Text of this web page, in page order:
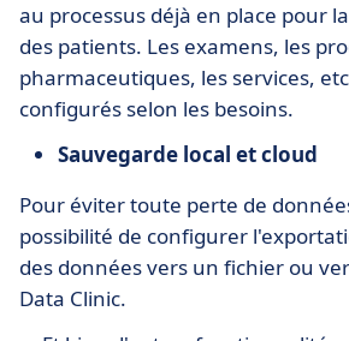
au processus déjà en place pour
des patients. Les examens, les
pharmaceutiques, les services,
configurés selon les besoins.
Sauvegarde local et cloud
Pour éviter toute perte de
possibilité de configurer
des données vers un fichier ou
Data Clinic.